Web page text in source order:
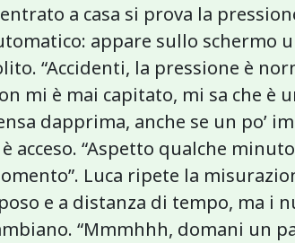
a casa si prova la
appare sullo schermo
“Accidenti, la pressione è
mi è mai capitato, mi sa che è
dapprima, anche se un po’
acceso. “Aspetto qualche
Luca ripete la
e a distanza di tempo, ma i
“Mmmhhh, domani un